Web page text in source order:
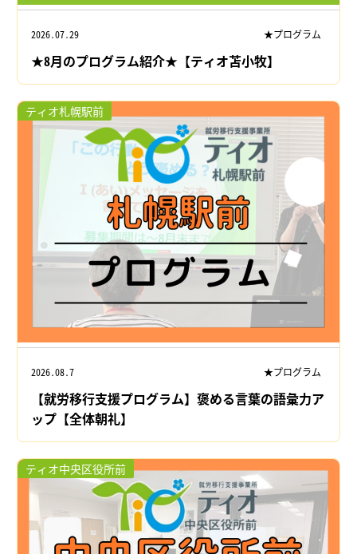
2026.07.29 ★プログラム
★8月のプログラム紹介★【ティオ苫小牧】
ティオ札幌駅前
2026.08.7 ★プログラム
【就労移行支援プログラム】褒める言葉の語彙力ア
ップ【全体朝礼】
ティオ中央区役所前